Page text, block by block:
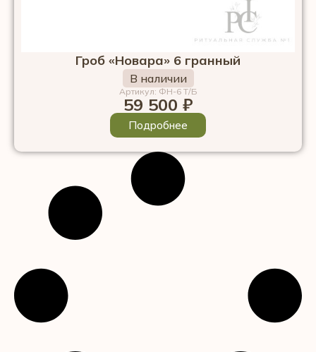
Гроб «Новара» 6 гранный
В наличии
Артикул: ФН-6 Т/Б
59 500 ₽
Подробнее